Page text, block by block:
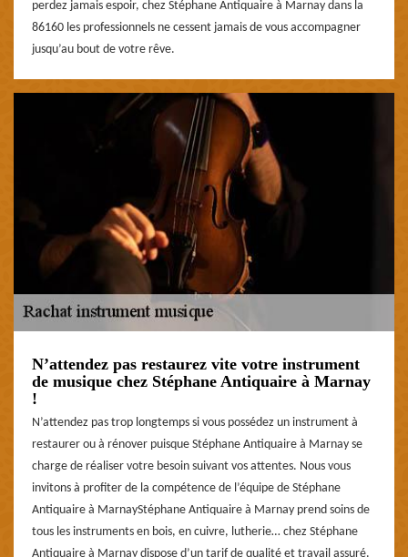
perdez jamais espoir, chez Stéphane Antiquaire à Marnay dans la
86160 les professionnels ne cessent jamais de vous accompagner
jusqu’au bout de votre rêve.
N’attendez pas restaurez vite votre instrument
de musique chez Stéphane Antiquaire à Marnay
!
N’attendez pas trop longtemps si vous possédez un instrument à
restaurer ou à rénover puisque Stéphane Antiquaire à Marnay se
charge de réaliser votre besoin suivant vos attentes. Nous vous
invitons à profiter de la compétence de l’équipe de Stéphane
Antiquaire à MarnayStéphane Antiquaire à Marnay prend soins de
tous les instruments en bois, en cuivre, lutherie… chez Stéphane
Antiquaire à Marnay dispose d’un tarif de qualité et travail assuré.